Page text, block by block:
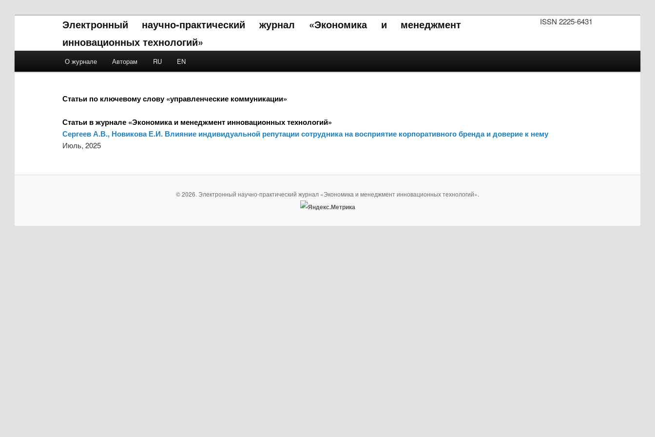
ISSN 2225-6431
Электронный научно-практический журнал «Экономика и менеджмент
инновационных технологий»
Skip to primary content
Skip to secondary content
О журнале Авторам RU EN
Статьи по ключевому слову «управленческие коммуникации»
Статьи в журнале «Экономика и менеджмент инновационных технологий»
Сергеев А.В., Новикова Е.И. Влияние индивидуальной репутации сотрудника на восприятие корпоративного бренда и доверие к нему
Июль, 2025
© 2026. Электронный научно-практический журнал «Экономика и менеджмент инновационных технологий».